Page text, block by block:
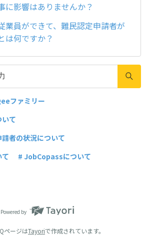
に影響はありませんか？
業員ができて、難民認定申請者が
は何ですか？
ファミリー
て
者の状況について
# JobCopassについて
Powered by
ページはTayoriで作成されています。